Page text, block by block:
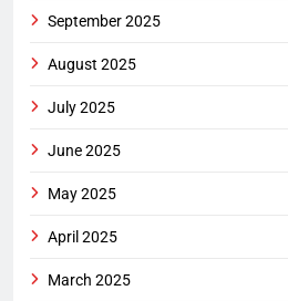
September 2025
August 2025
July 2025
June 2025
May 2025
April 2025
March 2025